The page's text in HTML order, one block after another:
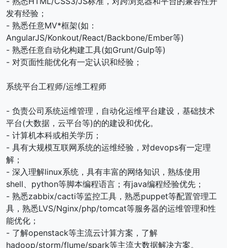
发有经验；
- 熟悉任意MV*框架(如：
AngularJS/Konkout/React/Backbone/Ember等)
- 熟悉任意自动化构建工具(如Grunt/Gulp等)
- 对页面性能优化有一定认识和经验；
系统平台工程师/运维工程师
- 负责公司系统运维管理，自动化运维平台建设，基础技术
平台(大数据，云平台等)的的建设和优化。
- 计算机本科或相关学历；
- 具有大规模互联网系统的运维经验，对devops有一定理
解；
- 深入理解linux系统，具有丰富的网络知识，熟练使用
shell、python等脚本编程语言；有java编程经验优先；
- 熟悉zabbix/cacti等监控工具，熟悉puppet等配置管理工
具，熟悉LVS/Nginx/php/tomcat等服务器的运维管理和性
能优化；
- 了解openstack等主流云计算方案，了解
hadoop/storm/flume/spark等主流大数据解决方案。